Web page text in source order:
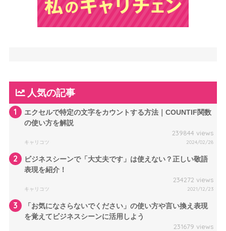
人気の記事
1
エクセルで特定の文字をカウントする方法｜COUNTIF関数
の使い方を解説
239844 views
キャリコツ 2024/02/28
2
ビジネスシーンで「大丈夫です」は使えない？正しい敬語
表現を紹介！
234272 views
キャリコツ 2021/12/23
3
「お気になさらないでください」の使い方や言い換え表現
を覚えてビジネスシーンに活用しよう
231679 views